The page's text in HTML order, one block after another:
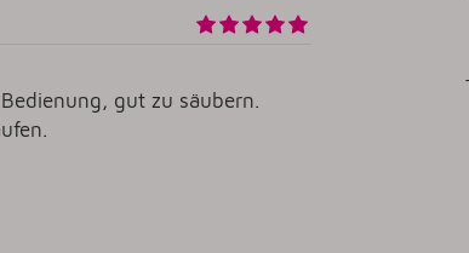
gut zu säubern.